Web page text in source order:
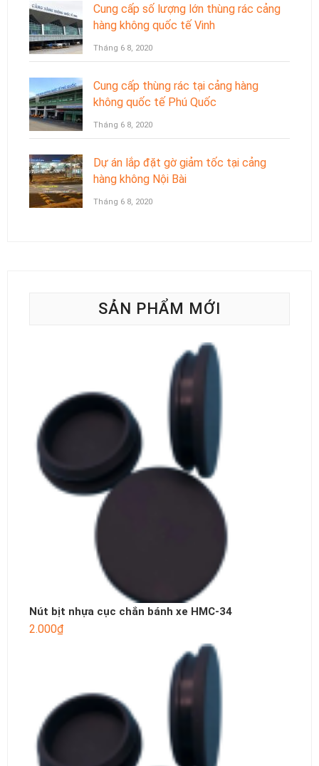
Cung cấp số lượng lớn thùng rác cảng
hàng không quốc tế Vinh
Tháng 6 8, 2020
Cung cấp thùng rác tại cảng hàng
không quốc tế Phú Quốc
Tháng 6 8, 2020
Dự án lắp đặt gờ giảm tốc tại cảng
hàng không Nội Bài
Tháng 6 8, 2020
SẢN PHẨM MỚI
Nút bịt nhựa cục chắn bánh xe HMC-34
2.000₫